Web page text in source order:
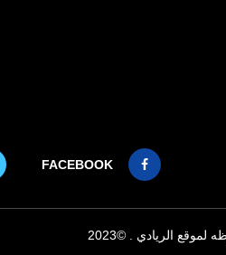
FACEBOOK
الريادي . ©2023